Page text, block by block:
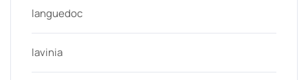
languedoc
lavinia